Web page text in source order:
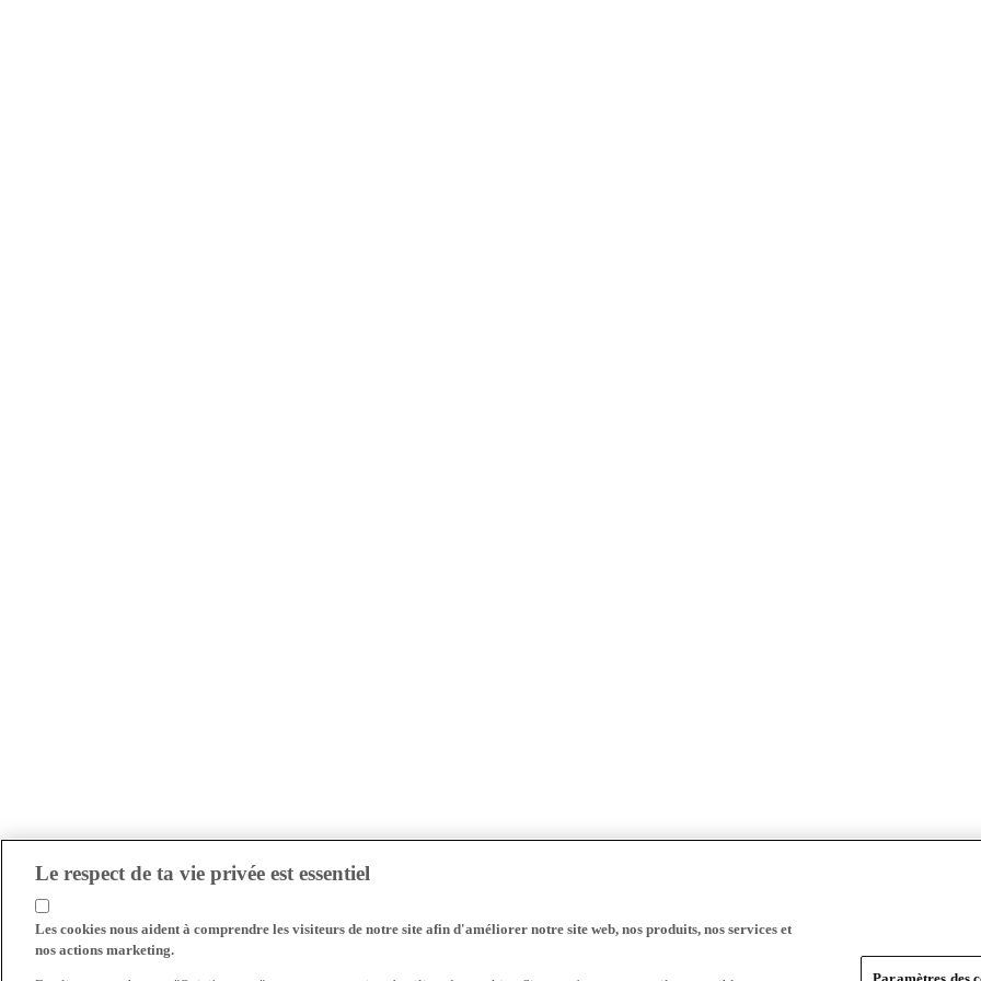
Le respect de ta vie privée est essentiel
Les cookies nous aident à comprendre les visiteurs de notre site afin d'améliorer notre site web, nos produits, nos services et
nos actions marketing.